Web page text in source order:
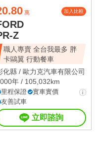
萬 加入比較
Z
職人專賣 全台我最多 胖
卡鷗翼 行動餐車
化縣 / 歐力克汽車有限公司
年 / 105,032km
里程保證
實車實價
友善試車
立即諮詢